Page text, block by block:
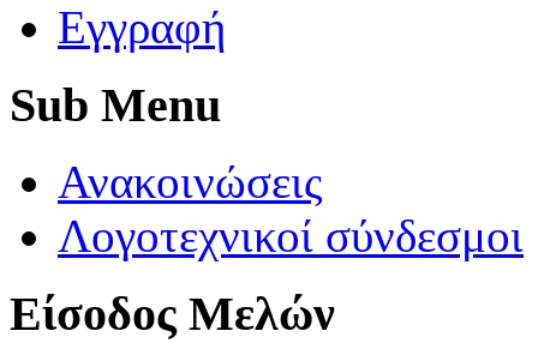
Εγγραφή
Sub Menu
Ανακοινώσεις
Λογοτεχνικοί σύνδεσμοι
Eίσοδος Μελών